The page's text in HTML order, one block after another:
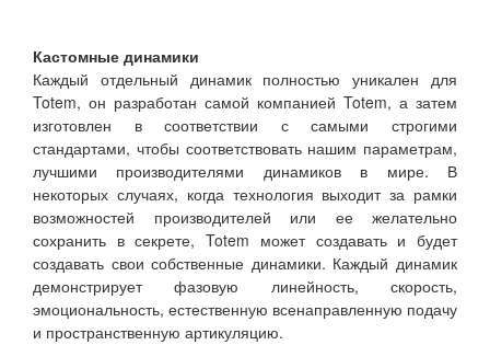
Кастомные динамики
Каждый отдельный динамик полностью уникален для
Totem, он разработан самой компанией Totem, а затем
изготовлен в соответствии с самыми строгими
стандартами, чтобы соответствовать нашим параметрам,
лучшими производителями динамиков в мире. В
некоторых случаях, когда технология выходит за рамки
возможностей производителей или ее желательно
сохранить в секрете, Totem может создавать и будет
создавать свои собственные динамики. Каждый динамик
демонстрирует фазовую линейность, скорость,
эмоциональность, естественную всенаправленную подачу
и пространственную артикуляцию.